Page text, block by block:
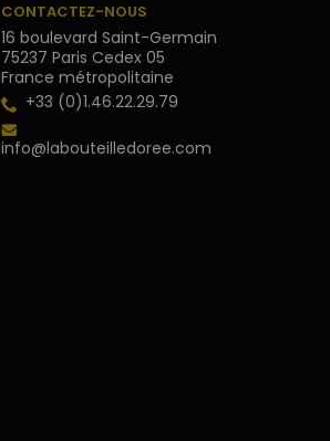
CONTACTEZ-NOUS
16 boulevard Saint-Germain
75237 Paris Cedex 05
France métropolitaine
+33 (0)1.46.22.29.79
info@labouteilledoree.com